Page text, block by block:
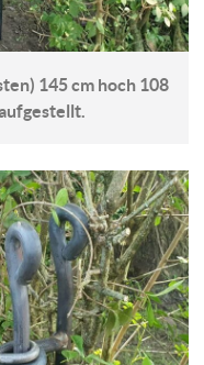
145 cm hoch 108